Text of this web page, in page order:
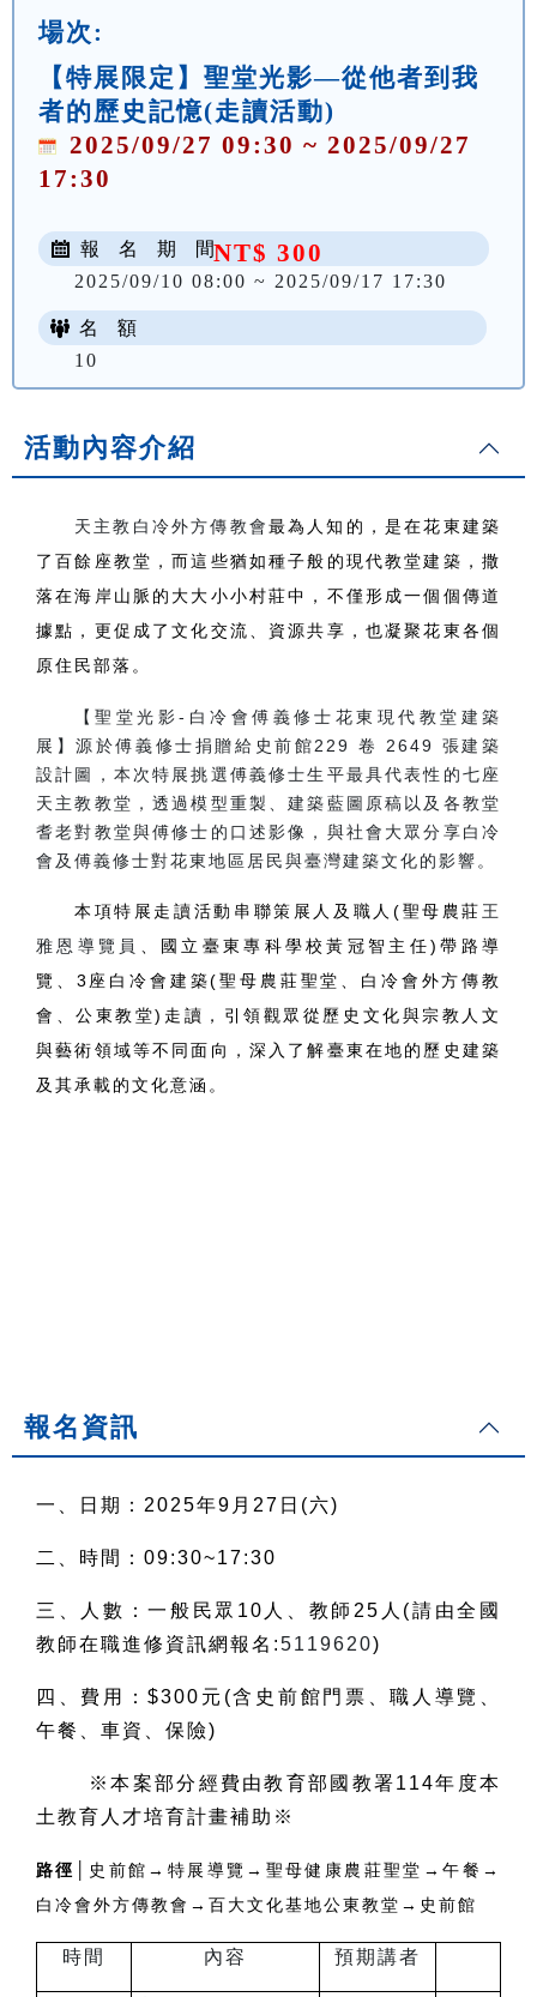
場次:
【特展限定】聖堂光影—從他者到我
者的歷史記憶(走讀活動)
2025/09/27 09:30 ~ 2025/09/27
17:30
NT$ 300
報 名 期 間
2025/09/10 08:00 ~ 2025/09/17 17:30
名 額
10
活動內容介紹
天主教白冷外方傳教會最為人知的，是在花東建築
了百餘座教堂，而這些猶如種子般的現代教堂建築，撒
落在海岸山脈的大大小小村莊中，不僅形成一個個傳道
據點，更促成了文化交流、資源共享，也凝聚花東各個
原住民部落。
【聖堂光影-白冷會傅義修士花東現代教堂建築
展】源於傅義修士捐贈給史前館229 卷 2649 張建築
設計圖，本次特展挑選傅義修士生平最具代表性的七座
天主教教堂，透過模型重製、建築藍圖原稿以及各教堂
耆老對教堂與傅修士的口述影像，與社會大眾分享白冷
會及傅義修士對花東地區居民與臺灣建築文化的影響。
本項特展走讀活動串聯策展人及職人(聖母農莊王
雅恩導覽員 、國立臺東專科學校黃冠智主任)帶路導
覽、3座白冷會建築(聖母農莊聖堂、白冷會外方傳教
會、公東教堂)走讀，引領觀眾從歷史文化與宗教人文
與藝術領域等不同面向，深入了解臺東在地的歷史建築
及其承載的文化意涵。
報名資訊
一、日期：2025年9月27日(六)
二、時間：09:30~17:30
三、人數：一般民眾10人、教師25人(請由全國
教師在職進修資訊網報名:5119620)
四、費用：$300元(含史前館門票、職人導覽、
午餐、車資、保險)
※本案部分經費由教育部國教署114年度本
土教育人才培育計畫補助※
路徑│
史前館→特展導覽→聖母健康農莊聖堂→午餐→
白冷會外方傳教會→百大文化基地公東教堂→史前館
時間 內容 預期講者